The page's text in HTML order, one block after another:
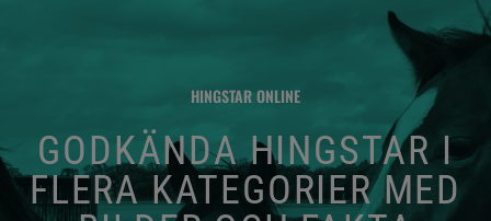
HINGSTAR ONLINE
GODKÄNDA HINGSTAR I
FLERA KATEGORIER MED